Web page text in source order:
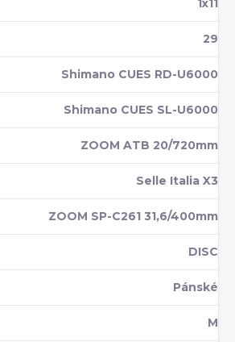
1x11
29
Shimano CUES RD-U6000
Shimano CUES SL-U6000
ZOOM ATB 20/720mm
Selle Italia X3
ZOOM SP-C261 31,6/400mm
DISC
Pánské
M